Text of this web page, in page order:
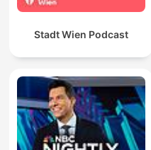
Stadt Wien Podcast